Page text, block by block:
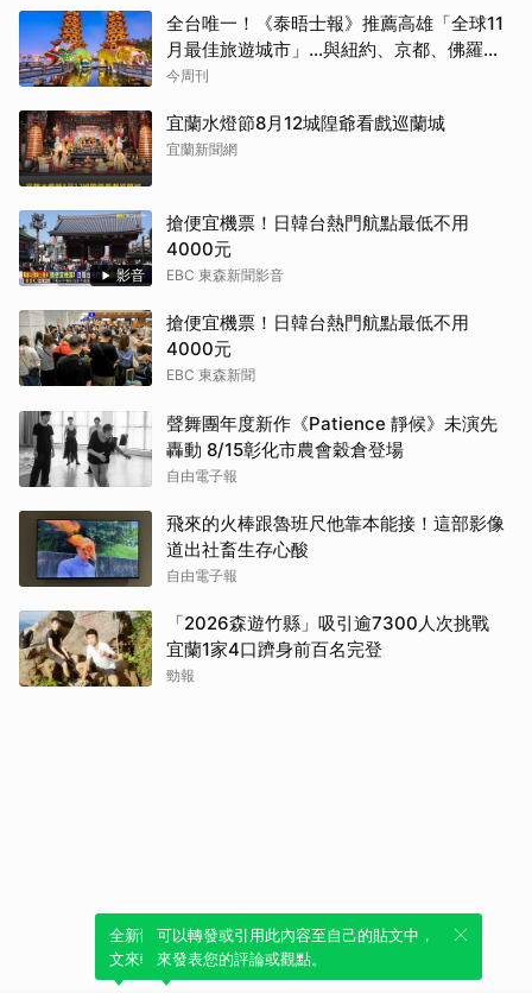
全台唯一！《泰晤士報》推薦高雄「全球11
月最佳旅遊城市」…與紐約、京都、佛羅倫
斯共同入榜，理由曝光
今周刊
宜蘭水燈節8月12城隍爺看戲巡蘭城
宜蘭新聞網
影音
搶便宜機票！日韓台熱門航點最低不用
4000元
EBC 東森新聞影音
搶便宜機票！日韓台熱門航點最低不用
4000元
EBC 東森新聞
聲舞團年度新作《Patience 靜候》未演先
轟動 8/15彰化市農會穀倉登場
自由電子報
飛來的火棒跟魯班尺他靠本能接！這部影像
道出社畜生存心酸
自由電子報
「2026森遊竹縣」吸引逾7300人次挑戰
宜蘭1家4口躋身前百名完登
勁報
全新體驗！一鍵引用此內容，透過發布貼
文來輕鬆表達個人立場。
可以轉發或引用此內容至自己的貼文中，
來發表您的評論或觀點。